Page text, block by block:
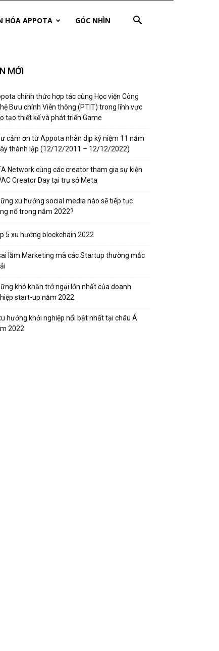
HÓA APPOTA GÓC NHÌN
MỚI
chính thức hợp tác cùng Học viện Công
Bưu chính Viễn thông (PTIT) trong lĩnh vực
tạo thiết kế và phát triển Game
cảm ơn từ Appota nhân dịp kỷ niệm 11 năm
thành lập (12/12/2011 – 12/12/2022)
Network cùng các creator tham gia sự kiện
Creator Day tại trụ sở Meta
xu hướng social media nào sẽ tiếp tục
nổ trong năm 2022?
5 xu hướng blockchain 2022
lầm Marketing mà các Startup thường mắc
khó khăn trở ngại lớn nhất của doanh
start-up năm 2022
hướng khởi nghiệp nổi bật nhất tại châu Á
2022